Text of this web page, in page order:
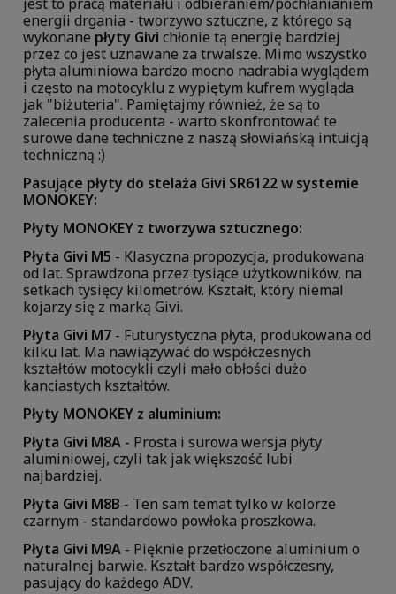
energii drgania - tworzywo sztuczne, z którego są
wykonane płyty Givi chłonie tą energię bardziej
przez co jest uznawane za trwalsze. Mimo wszystko
płyta aluminiowa bardzo mocno nadrabia wyglądem
i często na motocyklu z wypiętym kufrem wygląda
jak "biżuteria". Pamiętajmy również, że są to
zalecenia producenta - warto skonfrontować te
surowe dane techniczne z naszą słowiańską intuicją
techniczną :)
Pasujące płyty do stelaża Givi SR6122 w systemie
MONOKEY:
Płyty MONOKEY z tworzywa sztucznego:
Płyta Givi M5 - Klasyczna propozycja, produkowana
od lat. Sprawdzona przez tysiące użytkowników, na
setkach tysięcy kilometrów. Kształt, który niemal
kojarzy się z marką Givi.
Płyta Givi M7 - Futurystyczna płyta, produkowana od
kilku lat. Ma nawiązywać do współczesnych
kształtów motocykli czyli mało obłości dużo
kanciastych kształtów.
Płyty MONOKEY z aluminium:
Płyta Givi M8A - Prosta i surowa wersja płyty
aluminiowej, czyli tak jak większość lubi
najbardziej.
Płyta Givi M8B - Ten sam temat tylko w kolorze
czarnym - standardowo powłoka proszkowa.
Płyta Givi M9A - Pięknie przetłoczone aluminium o
naturalnej barwie. Kształt bardzo współczesny,
pasujący do każdego ADV.